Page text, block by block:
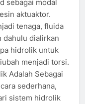
sebagai modal
aktuaktor.
tenaga, fluida
dahulu dialirkan
hidrolik untuk
menjadi torsi.
Adalah Sebagai
sederhana,
sistem hidrolik